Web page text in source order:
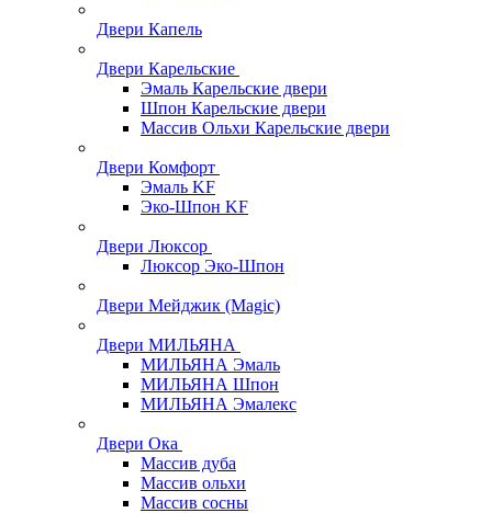
Двери Капель
Двери Карельские
Эмаль Карельские двери
Шпон Карельские двери
Массив Ольхи Карельские двери
Двери Комфорт
Эмаль KF
Эко-Шпон KF
Двери Люксор
Люксор Эко-Шпон
Двери Мейджик (Magic)
Двери МИЛЬЯНА
МИЛЬЯНА Эмаль
МИЛЬЯНА Шпон
МИЛЬЯНА Эмалекс
Двери Ока
Массив дуба
Массив ольхи
Массив сосны